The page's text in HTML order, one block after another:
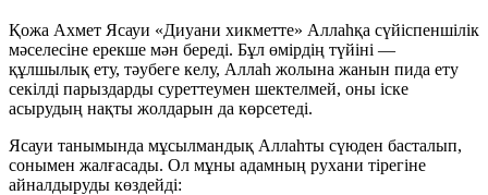
Қожа Ахмет Ясауи «Диуани хикметте» Аллаһқа сүйіспеншілік
мәселесіне ерекше мән береді. Бұл өмірдің түйіні —
құлшылық ету, тәубеге келу, Аллаһ жолына жанын пида ету
секілді парыздарды суреттеумен шектелмей, оны іске
асырудың нақты жолдарын да көрсетеді.
Ясауи танымында мұсылмандық Аллаһты сүюден басталып,
сонымен жалғасады. Ол мұны адамның рухани тірегіне
айналдыруды көздейді: